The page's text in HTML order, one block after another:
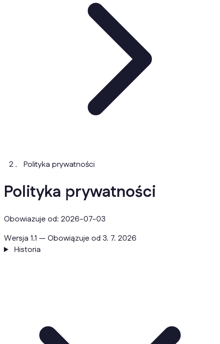
Polityka prywatności
Polityka prywatności
Obowiazuje od: 2026-07-03
Wersja 1.1 — Obowiązuje od 3. 7. 2026
Historia